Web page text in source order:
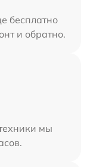
бесплатно
и обратно.
мы